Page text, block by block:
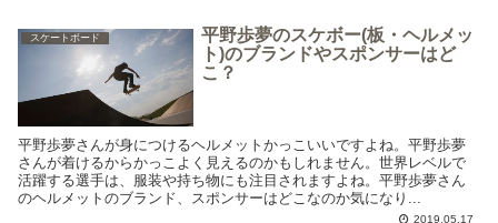
スケートボード
平野歩夢のスケボー(板・ヘルメッ
ト)のブランドやスポンサーはど
こ？
平野歩夢さんが身につけるヘルメットかっこいいですよね。平野歩夢
さんが着けるからかっこよく見えるのかもしれません。世界レベルで
活躍する選手は、服装や持ち物にも注目されますよね。平野歩夢さん
のヘルメットのブランド、スポンサーはどこなのか気になり...
2019.05.17